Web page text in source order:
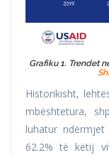
Grafiku 1. Trendet
Historikisht,
mbështetura,
luhatur
62.2% të këtij